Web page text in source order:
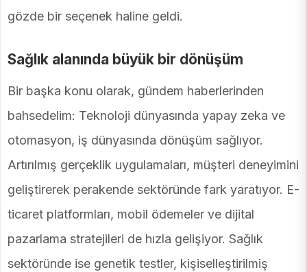
gözde bir seçenek haline geldi.
Sağlık alanında büyük bir dönüşüm
Bir başka konu olarak, gündem haberlerinden
bahsedelim: Teknoloji dünyasında yapay zeka ve
otomasyon, iş dünyasında dönüşüm sağlıyor.
Artırılmış gerçeklik uygulamaları, müşteri deneyimini
geliştirerek perakende sektöründe fark yaratıyor. E-
ticaret platformları, mobil ödemeler ve dijital
pazarlama stratejileri de hızla gelişiyor. Sağlık
sektöründe ise genetik testler, kişiselleştirilmiş